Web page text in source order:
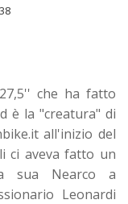
che ha fatto
è la "creatura" di
all'inizio del
ci aveva fatto un
sua Nearco a
Leonardi